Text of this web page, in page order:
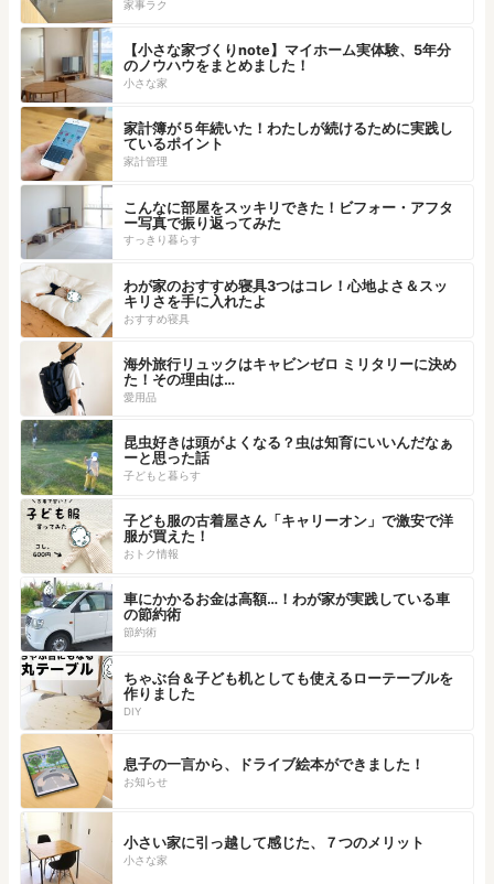
家事ラク
【小さな家づくりnote】マイホーム実体験、5年分
のノウハウをまとめました！
小さな家
家計簿が５年続いた！わたしが続けるために実践し
ているポイント
家計管理
こんなに部屋をスッキリできた！ビフォー・アフタ
ー写真で振り返ってみた
すっきり暮らす
わが家のおすすめ寝具3つはコレ！心地よさ＆スッ
キリさを手に入れたよ
おすすめ寝具
海外旅行リュックはキャビンゼロ ミリタリーに決め
た！その理由は…
愛用品
昆虫好きは頭がよくなる？虫は知育にいいんだなぁ
ーと思った話
子どもと暮らす
子ども服の古着屋さん「キャリーオン」で激安で洋
服が買えた！
おトク情報
車にかかるお金は高額…！わが家が実践している車
の節約術
節約術
ちゃぶ台＆子ども机としても使えるローテーブルを
作りました
DIY
息子の一言から、ドライブ絵本ができました！
お知らせ
小さい家に引っ越して感じた、７つのメリット
小さな家